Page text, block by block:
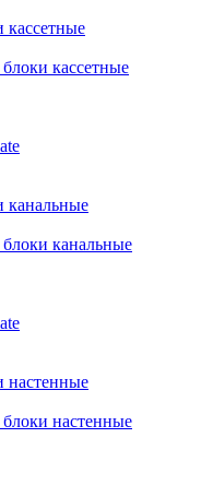
кассетные
кассетные
канальные
канальные
настенные
настенные